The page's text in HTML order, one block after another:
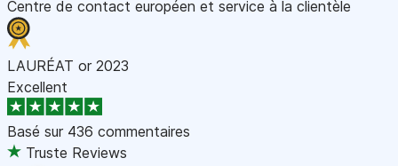
Centre de contact européen et service à la clientèle
LAURÉAT or 2023
Excellent
Basé sur 436 commentaires
Truste Reviews